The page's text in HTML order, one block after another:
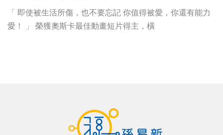
「 即使被生活所傷，也不要忘記 你值得被愛，你還有能力
愛！ 」 榮獲奧斯卡最佳動畫短片得主，橫